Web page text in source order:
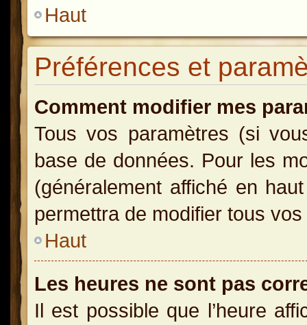
Haut
Préférences et
Comment modifier mes
Tous vos paramètres (si
base de données. Pour les
(généralement affiché en
permettra de modifier tous
Haut
Les heures ne sont pas
Il est possible que l’heure